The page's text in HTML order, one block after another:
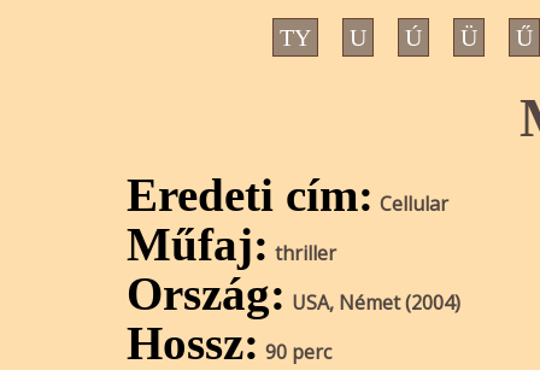
TY U Ú Ü Ű
Eredeti cím: Cellular
Műfaj: thriller
Ország: USA, Német (2004)
Hossz: 90 perc